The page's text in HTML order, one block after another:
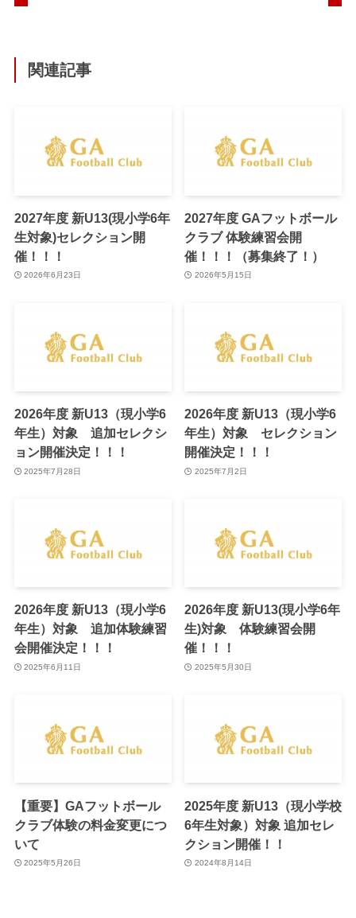
関連記事
2027年度 新U13(現小学6年
生対象)セレクション開
催！！！
2026年6月23日
2027年度 GAフットボール
クラブ 体験練習会開
催！！！（募集終了！）
2026年5月15日
2026年度 新U13（現小学6
年生）対象 追加セレクシ
ョン開催決定！！！
2025年7月28日
2026年度 新U13（現小学6
年生）対象 セレクション
開催決定！！！
2025年7月2日
2026年度 新U13（現小学6
年生）対象 追加体験練習
会開催決定！！！
2025年6月11日
2026年度 新U13(現小学6年
生)対象 体験練習会開
催！！！
2025年5月30日
【重要】GAフットボール
クラブ体験の料金変更につ
いて
2025年5月26日
2025年度 新U13（現小学校
6年生対象）対象 追加セレ
クション開催！！
2024年8月14日